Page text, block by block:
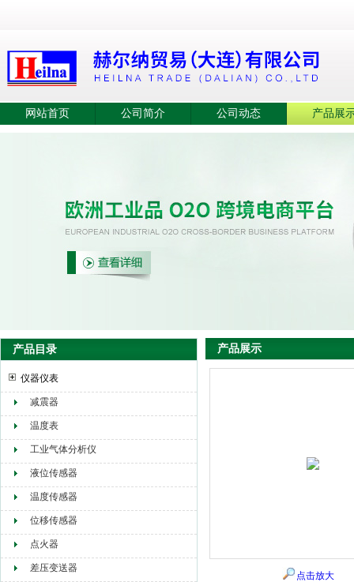
赫尔纳贸易（大连）有限公司
网站首页 公司简介 公司动态 产品展
产品目录
仪器仪表
减震器
温度表
工业气体分析仪
液位传感器
温度传感器
位移传感器
点火器
差压变送器
产品展示
点击放大